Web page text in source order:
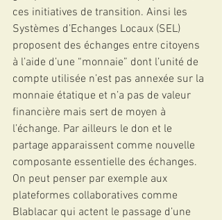
ces initiatives de transition. Ainsi les
Systèmes d’Echanges Locaux (SEL)
proposent des échanges entre citoyens
à l’aide d’une “monnaie” dont l’unité de
compte utilisée n’est pas annexée sur la
monnaie étatique et n’a pas de valeur
financière mais sert de moyen à
l’échange. Par ailleurs le don et le
partage apparaissent comme nouvelle
composante essentielle des échanges.
On peut penser par exemple aux
plateformes collaboratives comme
Blablacar qui actent le passage d’une